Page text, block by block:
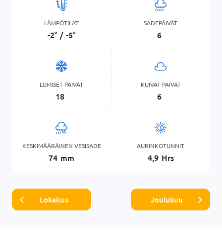
LÄMPÖTILAT
-2° / -5°
SADEPÄIVÄT
6
LUMISET PÄIVÄT
18
KUIVAT PÄIVÄT
6
KESKIMÄÄRÄINEN VESISADE
74 mm
AURINKOTUNNIT
4,9 Hrs
Lokakuu Joulukuu